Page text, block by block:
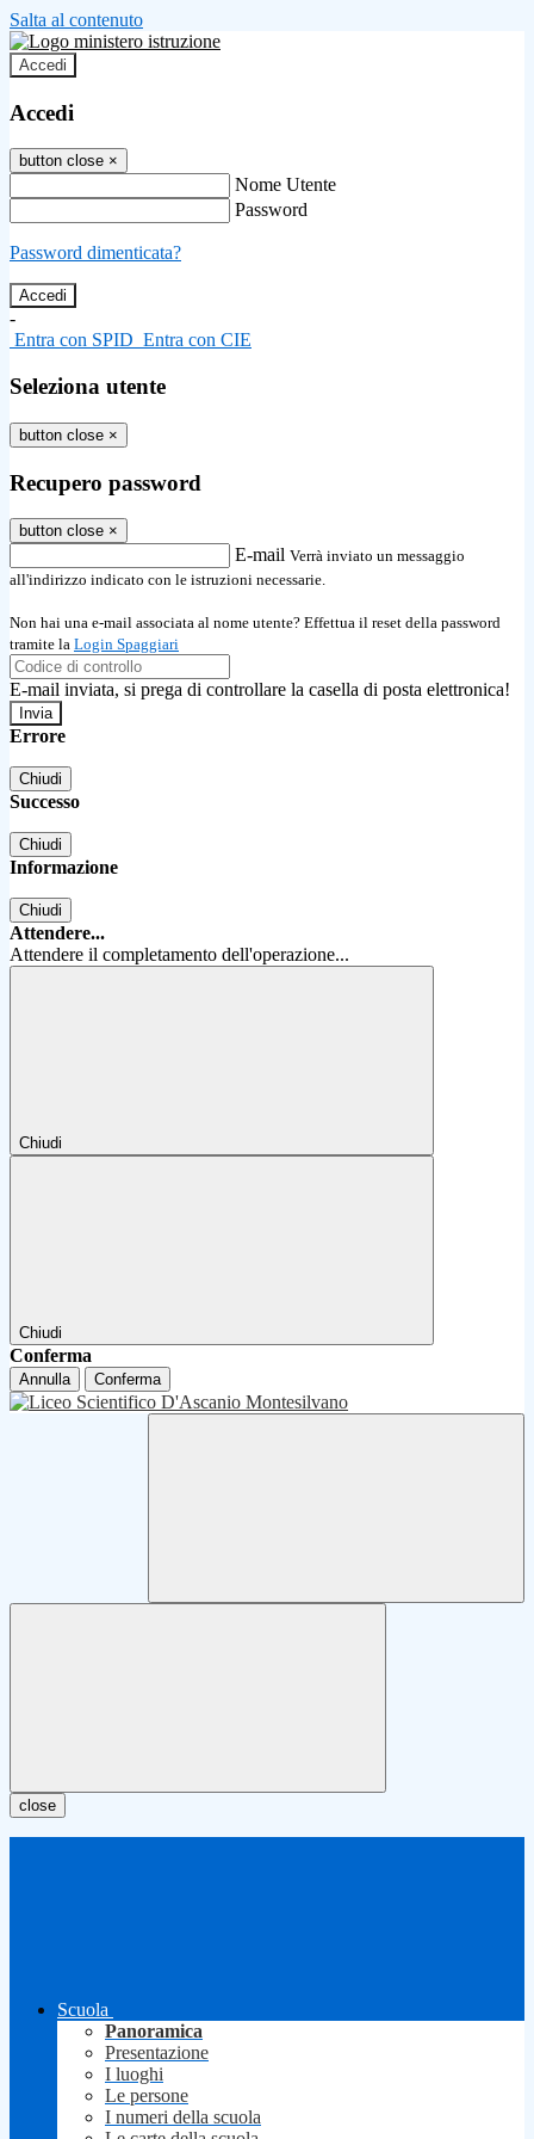
Salta al contenuto
Accedi
Accedi
button close ×
Nome Utente
Password
Password dimenticata?
-
Entra con SPID Entra con CIE
Seleziona utente
button close ×
Recupero password
button close ×
E-mail Verrà inviato un messaggio
all'indirizzo indicato con le istruzioni necessarie.
Non hai una e-mail associata al nome utente? Effettua il reset della password
tramite la Login Spaggiari
E-mail inviata, si prega di controllare la casella di posta elettronica!
Errore
Chiudi
Successo
Chiudi
Informazione
Chiudi
Attendere...
Attendere il completamento dell'operazione...
Chiudi
Chiudi
Conferma
Annulla Conferma
close
Scuola
Panoramica
Presentazione
I luoghi
Le persone
I numeri della scuola